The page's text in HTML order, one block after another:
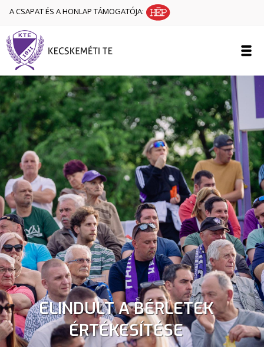
A CSAPAT ÉS A HONLAP TÁMOGATÓJA:
ELINDULT A BÉRLETEK
ÉRTÉKESÍTÉSE